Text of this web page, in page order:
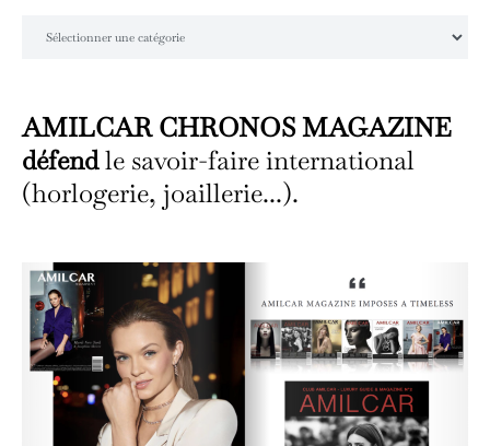
AMILCAR CHRONOS MAGAZINE
défendle savoir-faire international
(horlogerie, joaillerie...).